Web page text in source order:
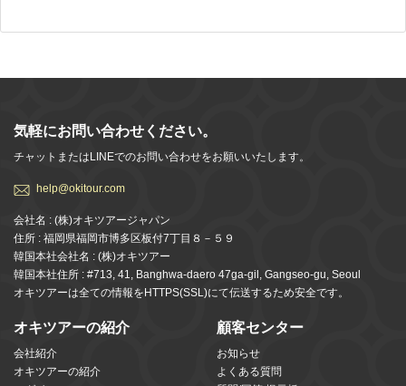
気軽にお問い合わせください。
チャットまたはLINEでのお問い合わせをお願いいたします。
help@okitour.com
会社名 : (株)オキツアージャパン
住所 : 福岡県福岡市博多区板付7丁目８－５９
韓国本社会社名 : (株)オキツアー
韓国本社住所 : #713, 41, Banghwa-daero 47ga-gil, Gangseo-gu, Seoul
オキツアーは全ての情報をHTTPS(SSL)にて伝送するため安全です。
オキツアーの紹介
会社紹介
オキツアーの紹介
顧客センター
お知らせ
よくある質問